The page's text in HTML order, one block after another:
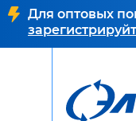
Для оптовых